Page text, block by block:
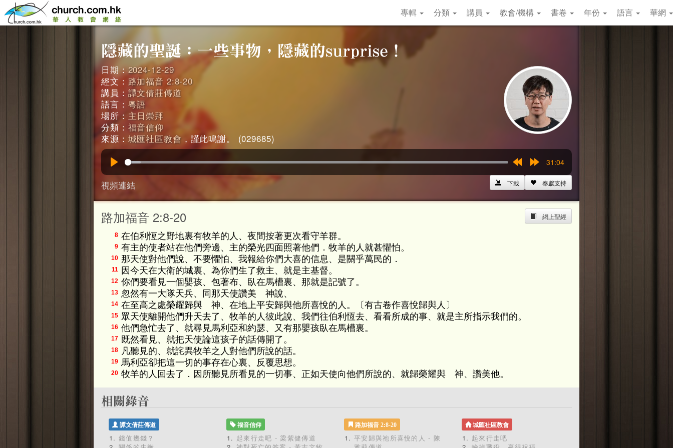
專輯 分類 講員 教會/機構 書卷 年份 語言 華網
日期：2024-12-29
經文： 路加福音 2:8-20
講員： 譚文倩莊傳道
語言： 粵語
場所： 主日崇拜
分類： 福音信仰
來源： 城匯社區教會 ，謹此鳴謝。 (029685)
15s
15s
31:04
視頻連結 奉獻支持
下載
網上聖經
路加福音 2:8-20
8 在伯利恆之野地裏有牧羊的人、夜間按著更次看守羊群。
9 有主的使者站在他們旁邊、主的榮光四面照著他們．牧羊的人就甚懼怕。
10 那天使對他們說、不要懼怕、我報給你們大喜的信息、是關乎萬民的．
11 因今天在大衛的城裏、為你們生了救主、就是主基督。
12 你們要看見一個嬰孩、包著布、臥在馬槽裏、那就是記號了。
13 忽然有一大隊天兵、同那天使讚美 神說、
14 在至高之處榮耀歸與 神、在地上平安歸與他所喜悅的人。〔有古卷作喜悅歸與人〕
15 眾天使離開他們升天去了、牧羊的人彼此說、我們往伯利恆去、看看所成的事、就是主所指示我們的。
16 他們急忙去了、就尋見馬利亞和約瑟、又有那嬰孩臥在馬槽裏。
17 既然看見、就把天使論這孩子的話傳開了。
18 凡聽見的、就詫異牧羊之人對他們所說的話。
19 馬利亞卻把這一切的事存在心裏、反覆思想。
20 牧羊的人回去了．因所聽見所看見的一切事、正如天使向他們所說的、就歸榮耀與 神、讚美他。
譚文倩莊傳道
錢值幾錢？
福音信仰
起來行走吧 - 梁紫健傳道
路加福音 2:8-20
平安歸與祂所喜悅的人 - 陳
城匯社區教會
起來行走吧